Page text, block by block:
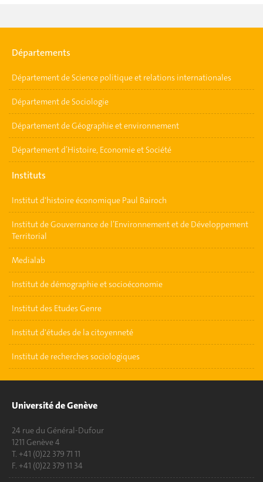
Départements
Département de Science politique et relations internationales
Département de Sociologie
Département de Géographie et environnement
Département d’Histoire, Economie et Société
Instituts
Institut d'histoire économique Paul Bairoch
Institut de Gouvernance de l’Environnement et de Développement
Territorial
Medialab
Institut de démographie et socioéconomie
Institut des Etudes Genre
Institut d'études de la citoyenneté
Institut de recherches sociologiques
Université de Genève
24 rue du Général-Dufour
1211 Genève 4
T. +41 (0)22 379 71 11
F. +41 (0)22 379 11 34